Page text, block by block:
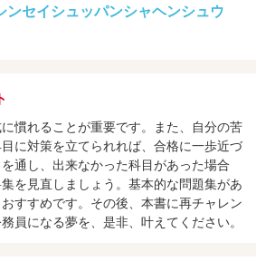
ンセイシュッパンシャヘンシュウ
慣れることが重要です。また、自分の苦
に対策を立てられれば、合格に一歩近づ
通し、出来なかった科目があった場合
を見直しましょう。基本的な問題集があ
すすめです。その後、本書に再チャレン
員になる夢を、是非、叶えてください。